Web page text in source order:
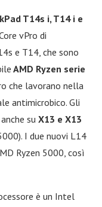
T14s i, T14 i e
vPro di
e T14, che sono
AMD Ryzen serie
che lavorano nella
antimicrobico. Gli
su X13 e X13
I due nuovi L14
Ryzen 5000, così
è un Intel